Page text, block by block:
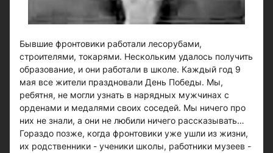
Бывшие фронтовики работали лесорубами,
строителями, токарями. Нескольким удалось получить
образование, и они работали в школе. Каждый год 9
мая все жители праздновали День Победы. Мы,
ребятня, не могли узнать в нарядных мужчинах с
орденами и медалями своих соседей. Мы ничего про
них не знали, а они не любили ничего рассказывать…
Гораздо позже, когда фронтовики уже ушли из жизни,
их родственники - ученики школы, работники музеев -